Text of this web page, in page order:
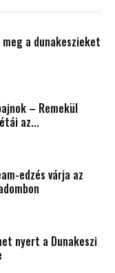
a dunakeszieket
– Remekül
az...
edzés várja az
nyert a Dunakeszi